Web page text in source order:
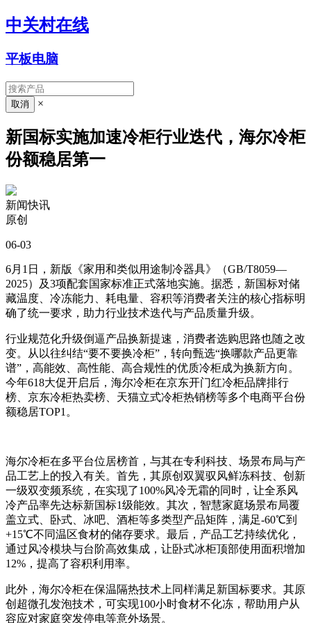
中关村在线
平板电脑
×
新国标实施加速冷柜行业迭代，海尔冷柜
份额稳居第一
新闻快讯
原创
06-03
6月1日，新版《家用和类似用途制冷器具》（GB/T8059—
2025）及3项配套国家标准正式落地实施。据悉，新国标对储
藏温度、冷冻能力、耗电量、容积等消费者关注的核心指标明
确了统一要求，助力行业技术迭代与产品质量升级。
行业规范化升级倒逼产品换新提速，消费者选购思路也随之改
变。从以往纠结“要不要换冷柜”，转向甄选“换哪款产品更靠
谱”，高能效、高性能、高合规性的优质冷柜成为换新方向。
今年618大促开启后，海尔冷柜在京东开门红冷柜品牌排行
榜、京东冷柜热卖榜、天猫立式冷柜热销榜等多个电商平台份
额稳居TOP1。
海尔冷柜在多平台位居榜首，与其在专利科技、场景布局与产
品工艺上的投入有关。首先，其原创双翼驭风鲜冻科技、创新
一级双变频系统，在实现了100%风冷无霜的同时，让全系风
冷产品率先达标新国标1级能效。其次，智慧家庭场景布局覆
盖立式、卧式、冰吧、酒柜等多类型产品矩阵，满足-60℃到
+15℃不同温区食材的储存要求。最后，产品工艺持续优化，
通过风冷模块与台阶高效集成，让卧式冰柜顶部使用面积增加
12%，提高了容积利用率。
此外，海尔冷柜在保温隔热技术上同样满足新国标要求。其原
创超微孔发泡技术，可实现100小时食材不化冻，帮助用户从
容应对家庭突发停电等意外场景。